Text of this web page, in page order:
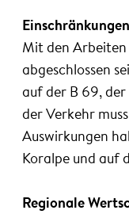
Mit den Arbeiten
abgeschlossen
auf der B 69,
der Verkehr
Auswirkungen
Koralpe und auf
Regionale